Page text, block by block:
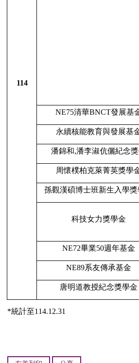
114
NE75清華BNCT發展基
永續核能教育與發展基
潘錦和,潘李淑伉儷紀念
周懷樸柏克萊菁英獎學
孫觀漢碩博士班新生入學獎
科技女力獎學金
NE72畢業50週年基金
NE89系友傳承基金
唐明道教授紀念獎學金
*統計至114.12.31